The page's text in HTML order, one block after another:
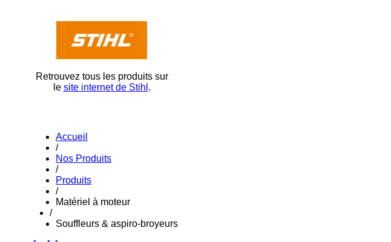
Retrouvez tous les produits sur
le site internet de Stihl .
Accueil
/
Nos Produits
/
Produits
/
Matériel à moteur
/
Souffleurs & aspiro-broyeurs